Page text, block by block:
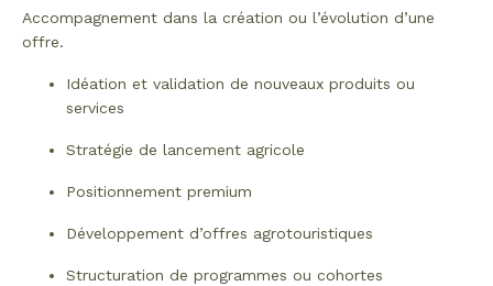
Accompagnement dans la création ou l’évolution d’une
offre.
Idéation et validation de nouveaux produits ou
services
Stratégie de lancement agricole
Positionnement premium
Développement d’offres agrotouristiques
Structuration de programmes ou cohortes